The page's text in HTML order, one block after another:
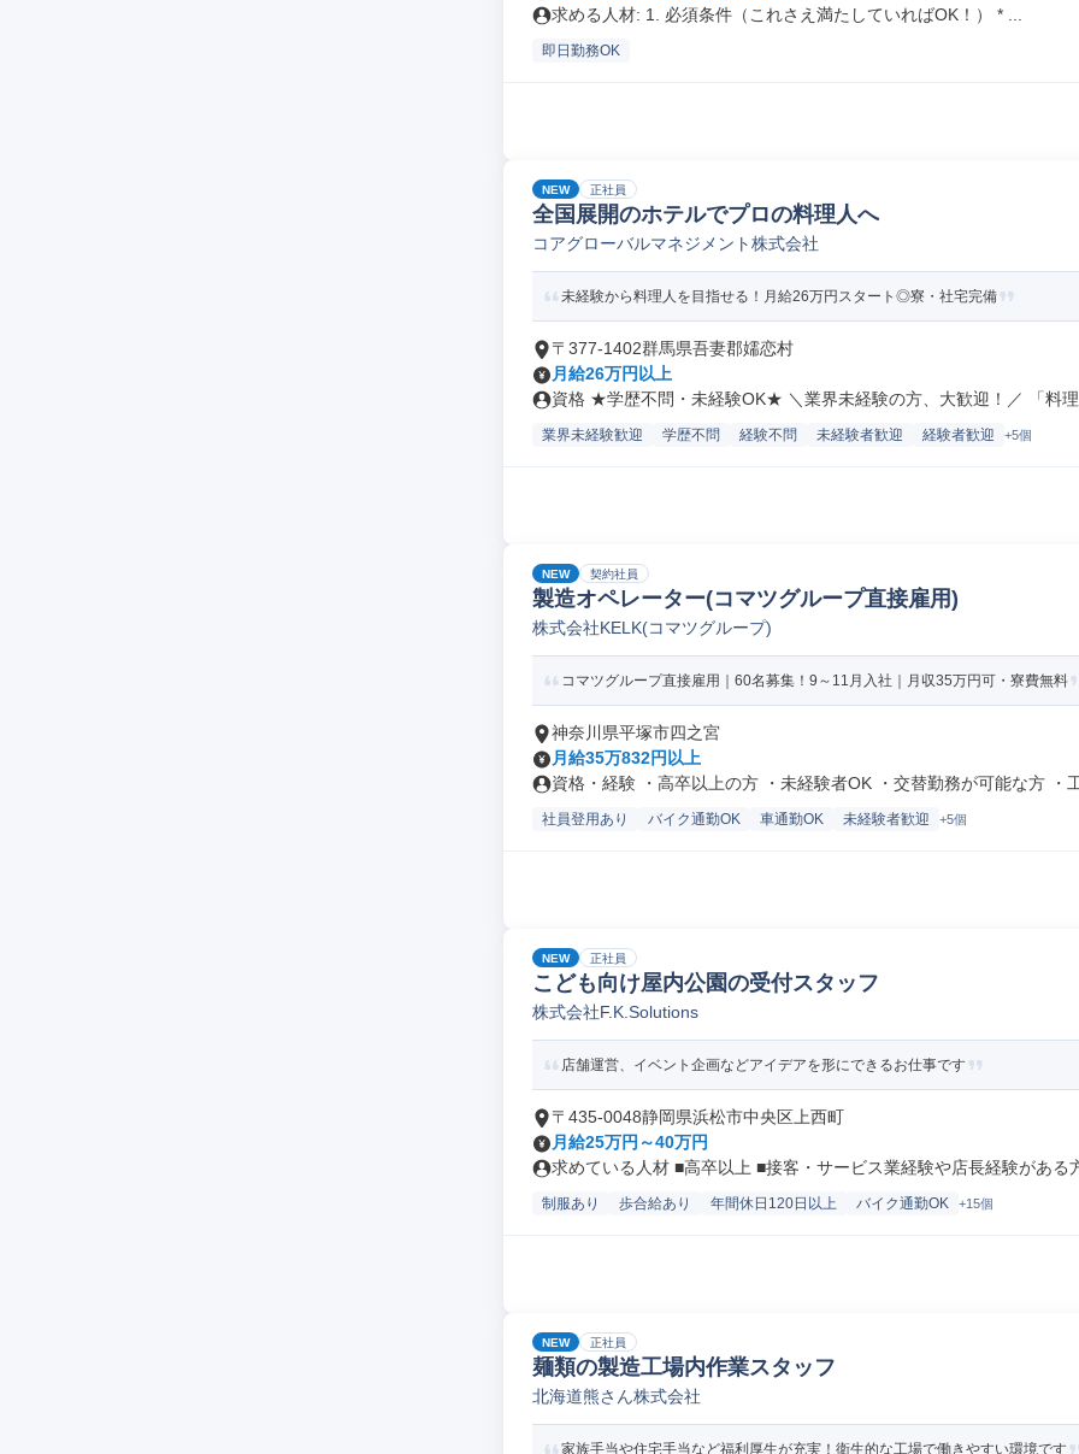
求める人材: 1. 必須条件（これさえ満たしていればOK！） * ...
即日勤務OK
NEW 正社員
全国展開のホテルでプロの料理人へ
コアグローバルマネジメント株式会社
未経験から料理人を目指せる！月給26万円スタート◎寮・社宅完備
〒377-1402群馬県吾妻郡嬬恋村
月給26万円以上
資格 ★学歴不問・未経験OK★ ＼業界未経験の方、大歓迎！／ 「料
業界未経験歓迎 学歴不問 経験不問 未経験者歓迎 経験者歓迎 +5個
NEW 契約社員
製造オペレーター(コマツグループ直接雇用)
株式会社KELK(コマツグループ)
コマツグループ直接雇用｜60名募集！9～11月入社｜月収35万円可・寮費無料
神奈川県平塚市四之宮
月給35万832円以上
資格・経験 ・高卒以上の方 ・未経験者OK ・交替勤務が可能な方 ・
社員登用あり バイク通勤OK 車通勤OK 未経験者歓迎 +5個
NEW 正社員
こども向け屋内公園の受付スタッフ
株式会社F.K.Solutions
店舗運営、イベント企画などアイデアを形にできるお仕事です
〒435-0048静岡県浜松市中央区上西町
月給25万円～40万円
求めている人材 ■高卒以上 ■接客・サービス業経験や店長経験がある
制服あり 歩合給あり 年間休日120日以上 バイク通勤OK +15個
NEW 正社員
麺類の製造工場内作業スタッフ
北海道熊さん株式会社
家族手当や住宅手当など福利厚生が充実！衛生的な工場で働きやすい環境です